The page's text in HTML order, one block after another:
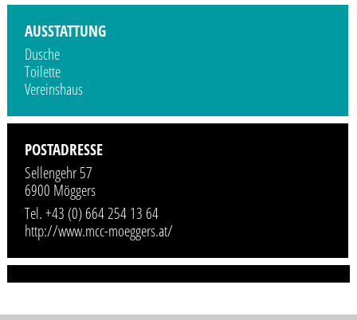
Profilbild wird demnächst vom Veranstalter hinzugefügt.
AUSSTATTUNG
Dusche
Toilette
Vereinshaus
POSTADRESSE
Sellengehr 57
6900 Möggers
Tel. +43 (0) 664 254 13 64
http://www.mcc-moeggers.at/